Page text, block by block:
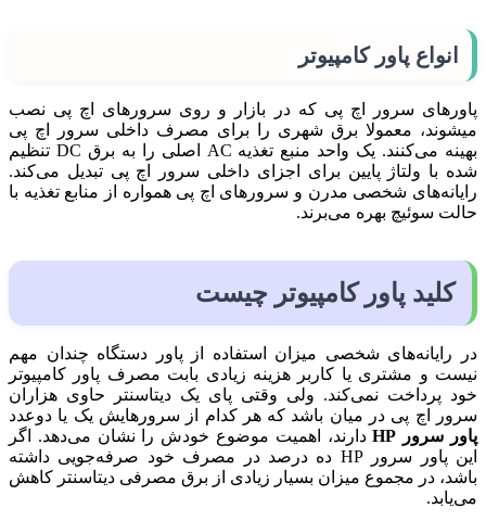
انواع پاورکامپیوتر
پاورهای سرور اچ پی که در بازار و روی سرورهای اچ پی نصب
می‎شوند، معمولا برق شهری را برای مصرف داخلی سرور اچ پی
بهینه می‌کنند. یک واحد منبع تغذیه AC اصلی را به برق DC تنظیم
شده با ولتاژ پایین برای اجزای داخلی سرور اچ پی تبدیل می‌کند.
رایانه‌های شخصی مدرن و سرورهای اچ پی همواره از منابع تغذیه با
حالت سوئیچ بهره می‌برند.
کلید پاورکامپیوتر چیست
در رایانه‌های شخصی میزان استفاده از پاور دستگاه چندان مهم
نیست و مشتری یا کاربر هزینه زیادی بابت مصرف پاور کامپیوتر
خود پرداخت نمی‌کند. ولی وقتی پای یک دیتاسنتر حاوی هزاران
سرور اچ پی در میان باشد که هر کدام از سرورهایش یک یا دوعدد
پاور سرور HP
دارند، اهمیت موضوع خودش را نشان می‌دهد. اگر
این پاور سرور HP ده درصد در مصرف خود صرفه‌جویی داشته
باشد، در مجموع میزان بسیار زیادی از برق مصرفی دیتاسنتر کاهش
می‌یابد.